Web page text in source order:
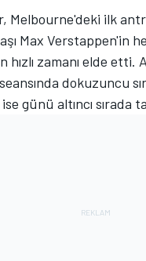
, Melbourne'deki ilk
Max Verstappen'in
hızlı zamanı elde etti.
dokuzuncu
günü altıncı sırada